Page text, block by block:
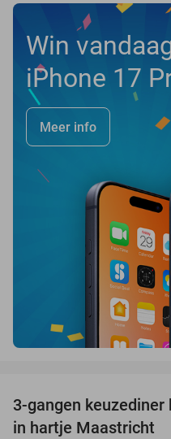
Win
iPhone 17
Meer info
3-gangen
in hartje Maastricht